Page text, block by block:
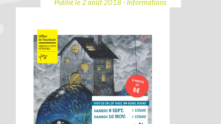
Publié le 2 août 2018 - Informations